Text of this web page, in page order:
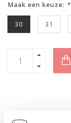
Maak een keuze: *
30 31